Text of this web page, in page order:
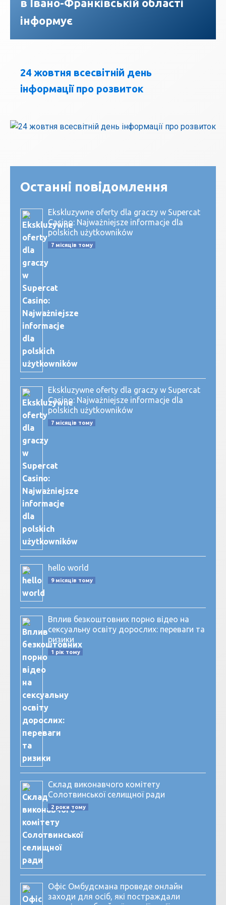
в Івано-Франківській області
інформує
24 жовтня всесвітній день
інформації про розвиток
Останні повідомлення
Ekskluzywne oferty dla graczy w Supercat
Casino: Najważniejsze informacje dla
polskich użytkowników
7 місяців тому
Ekskluzywne oferty dla graczy w Supercat
Casino: Najważniejsze informacje dla
polskich użytkowników
7 місяців тому
hello world
9 місяців тому
Вплив безкоштовних порно відео на
сексуальну освіту дорослих: переваги та
ризики
1 рік тому
Склад виконавчого комітету
Солотвинської селищної ради
2 роки тому
Офіс Омбудсмана проведе онлайн
заходи для осіб, які постраждали